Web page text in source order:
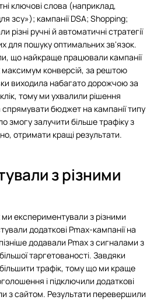
ключові слова (наприклад,
зсу»); кампанії DSA; Shopping;
різні ручні й автоматичні стратегії
для пошуку оптимальних зв'язок.
що найкраще працювали кампанії
максимум конверсій, за рештою
виходила набагато дорожчою за
тому ми ухвалили рішення
спрямувати бюджет на кампанії типу
змогу залучити більше трафіку з
отримати кращі результати.
з різними
експериментували з різними
додаткові Pmax-кампанії на
додавали Pmax з сигналами з
таргетованості. Завдяки
трафік, тому що ми краще
і підключили додаткові
з сайтом. Результати перевершили